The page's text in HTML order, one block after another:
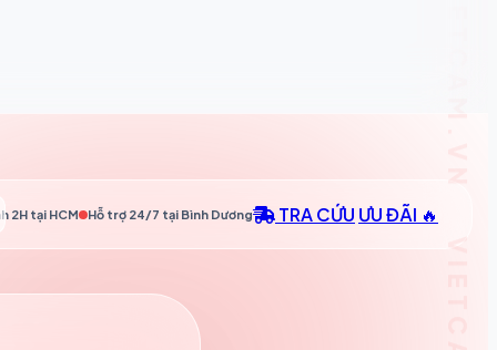
2H tại HCM Hỗ trợ 24/7 tại Bình Dương TRA CỨU ƯU ĐÃI 🔥